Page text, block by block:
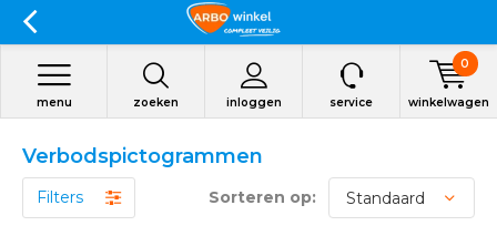
zoeken inloggen
menu service winkelwagen
0
Verbodspictogrammen
Filters Sorteren op: